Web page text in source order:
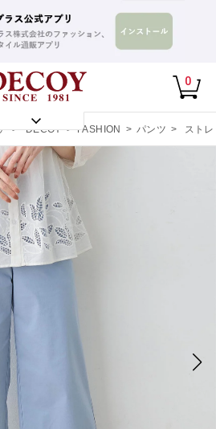
0
> DECOY > FASHION > パンツ > スト